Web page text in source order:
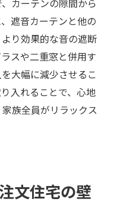
遮音カーテンと他の
り効果的な音の遮断
スや二重窓と併用す
大幅に減少させるこ
入れることで、心地
族全員がリラックス
文住宅の壁